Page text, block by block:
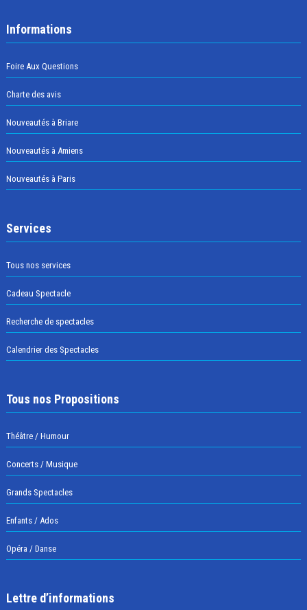
Informations
Foire Aux Questions
Charte des avis
Nouveautés à Briare
Nouveautés à Amiens
Nouveautés à Paris
Services
Tous nos services
Cadeau Spectacle
Recherche de spectacles
Calendrier des Spectacles
Tous nos Propositions
Théâtre / Humour
Concerts / Musique
Grands Spectacles
Enfants / Ados
Opéra / Danse
Lettre d’informations